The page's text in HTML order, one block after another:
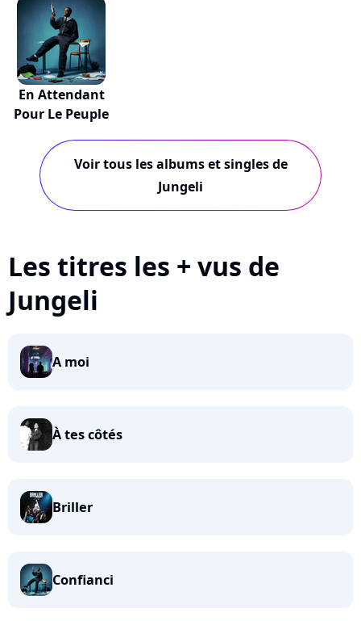
En Attendant
Pour Le Peuple
Voir tous les albums et singles de
Jungeli
Les titres les + vus de
Jungeli
A moi
À tes côtés
Briller
Confianci